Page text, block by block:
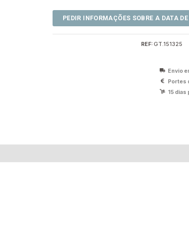
REF: GT.151325
Envio
Portes
15 dias